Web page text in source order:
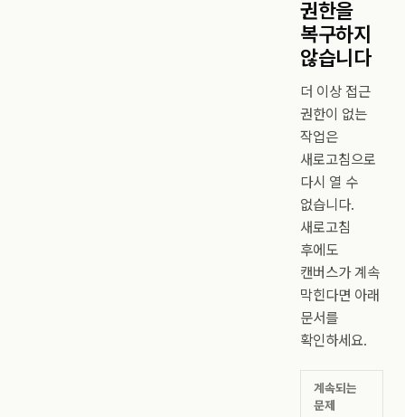
권한을
복구하지
않습니다
더 이상 접근
권한이 없는
작업은
새로고침으로
다시 열 수
없습니다.
새로고침
후에도
캔버스가 계속
막힌다면 아래
문서를
확인하세요.
계속되는
문제